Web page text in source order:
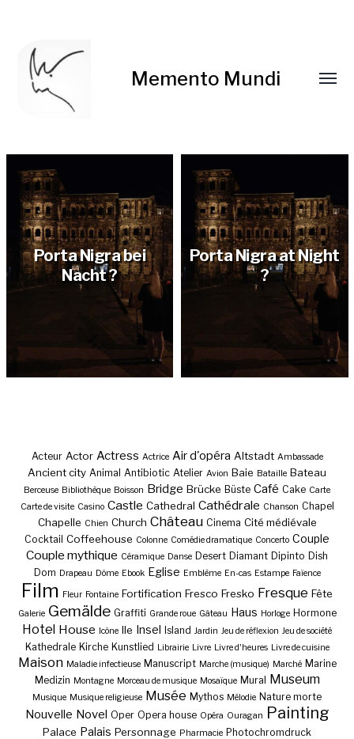
Memento Mundi
Porta Nigra bei
Nacht ?
Porta Nigra at Night
?
Acteur Actor Actress Actrice Air d'opéra Altstadt Ambassade
Ancient city Animal Antibiotic Atelier Avion Baie Bataille Bateau
Berceuse Bibliothèque Boisson Bridge Brücke Büste Café Cake Carte
Carte de visite Casino Castle Cathedral Cathédrale Chanson Chapel
Chapelle Chien Church Château Cinema Cité médiévale
Cocktail Coffeehouse Colonne Comédie dramatique Concerto Couple
Couple mythique Céramique Danse Desert Diamant Dipinto Dish
Dom Drapeau Dôme Ebook Eglise Emblème En-cas Estampe Faïence
Film Fleur Fontaine Fortification Fresco Fresko Fresque Fête
Galerie Gemälde Graffiti Grande roue Gâteau Haus Horloge Hormone
Hotel House Icône Ile Insel Island Jardin Jeu de réflexion Jeu de société
Kathedrale Kirche Kunstlied Librairie Livre Livre d'heures Livre de cuisine
Maison Maladie infectieuse Manuscript Marche (musique) Marché Marine
Medizin Montagne Morceau de musique Mosaïque Mural Museum
Musique Musique religieuse Musée Mythos Mélodie Nature morte
Nouvelle Novel Oper Opera house Opéra Ouragan Painting
Palace Palais Personnage Pharmacie Photochromdruck